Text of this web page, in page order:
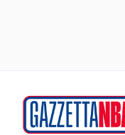
contenuto